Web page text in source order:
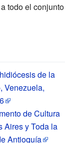
todo el conjunto
de la
Venezuela,
de Cultura
Aires y Toda la
Antioquía